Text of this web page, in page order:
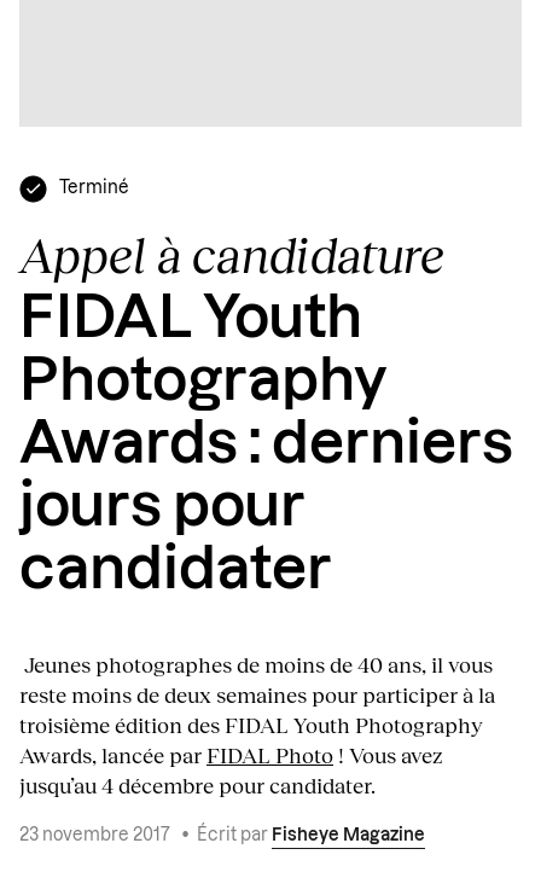
Terminé
Appel à candidature
FIDAL Youth
Photography
Awards : derniers
jours pour
candidater
Jeunes photographes de moins de 40 ans, il vous
reste moins de deux semaines pour participer à la
troisième édition des FIDAL Youth Photography
Awards, lancée par FIDAL Photo ! Vous avez
jusqu’au 4 décembre pour candidater.
23 novembre 2017 • Écrit par Fisheye Magazine